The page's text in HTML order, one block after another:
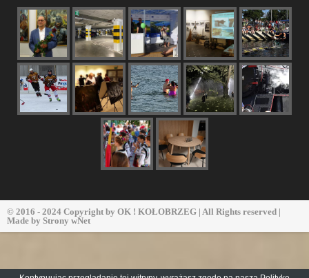
© 2016 - 2024 Copyright by OK ! KOŁOBRZEG | All Rights reserved |
Made by Strony wNet